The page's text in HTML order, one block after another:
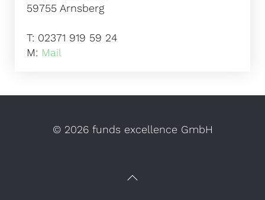
59755 Arnsberg
T: 02371 919 59 24
M: Mail
© 2026 funds excellence GmbH